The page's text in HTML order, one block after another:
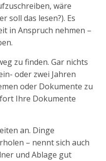
wäre
soll das lesen?). Es
in Anspruch nehmen –
zu finden. Gar nichts
oder zwei Jahren
oder Dokumente zu
Ihre Dokumente
an. Dinge
– nennt sich auch
und Ablage gut